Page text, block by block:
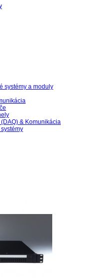
systémy a moduly
& Komunikácia